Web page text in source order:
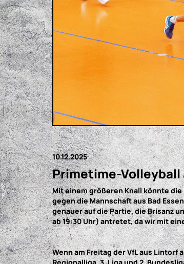
10.12.2025
Primetime-Volleyball
Mit einem größeren Knall könnte die
gegen die Mannschaft aus Bad
genauer auf die Partie, die Brisanz
ab 19:30 Uhr) antretet, da wir mit
Wenn am Freitag der VfL aus